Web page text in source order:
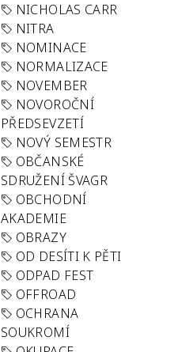
NICHOLAS CARR
NITRA
NOMINACE
NORMALIZACE
NOVEMBER
NOVOROČNÍ
PŘEDSEVZETÍ
NOVÝ SEMESTR
OBČANSKÉ
SDRUŽENÍ ŠVAGR
OBCHODNÍ
AKADEMIE
OBRAZY
OD DESÍTI K PĚTI
ODPAD FEST
OFFROAD
OCHRANA
SOUKROMÍ